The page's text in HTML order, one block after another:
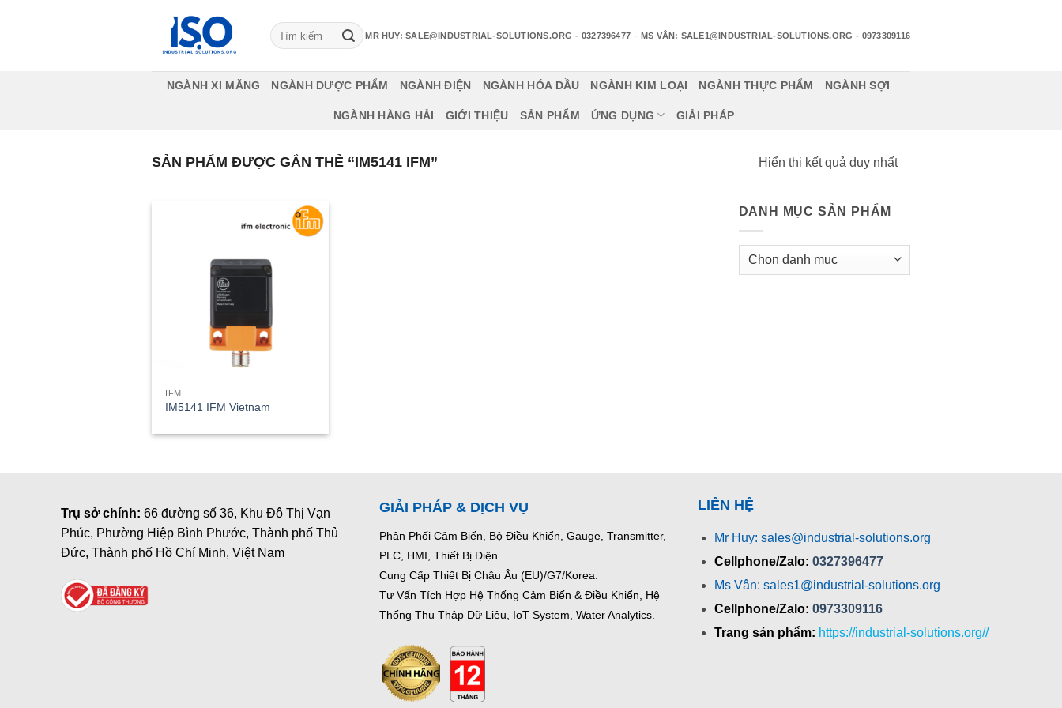
Tìm
kiếm:
MR HUY: SALE@INDUSTRIAL-SOLUTIONS.ORG - 0327396477 -MS VÂN: SALE1@INDUSTRIAL-SOLUTIONS.ORG - 0973309116
NGÀNH XI MĂNG NGÀNH DƯỢC PHẨM NGÀNH ĐIỆN NGÀNH HÓA DẦU NGÀNH KIM LOẠI NGÀNH THỰC PHẨM NGÀNH SỢI
NGÀNH HÀNG HẢI GIỚI THIỆU SẢN PHẨM ỨNG DỤNG GIẢI PHÁP
SẢN PHẨM ĐƯỢC GẮN THẺ “IM5141 IFM” Hiển thị kết quả duy nhất
IFM
IM5141 IFM Vietnam
DANH MỤC SẢN PHẨM
Trụ sở chính: 66 đường số 36, Khu Đô Thị Vạn
Phúc, Phường Hiệp Bình Phước, Thành phố Thủ
Đức, Thành phố Hồ Chí Minh, Việt Nam
GIẢI PHÁP & DỊCH VỤ
Phân Phối Cảm Biến, Bộ Điều Khiển, Gauge, Transmitter,
PLC, HMI, Thiết Bị Điện.
Cung Cấp Thiết Bị Châu Âu (EU)/G7/Korea.
Tư Vấn Tích Hợp Hệ Thống Cảm Biến & Điều Khiển, Hệ
Thống Thu Thập Dữ Liệu, IoT System, Water Analytics.
LIÊN HỆ
Mr Huy: sales@industrial-solutions.org
Cellphone/Zalo: 0327396477
Ms Vân: sales1@industrial-solutions.org
Cellphone/Zalo: 0973309116
Trang sản phẩm: https://industrial-solutions.org//